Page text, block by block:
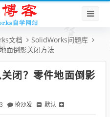
文档
SolidWorks问题库
面倒影关闭方法
闭？零件地面倒影
抢沙发 默认